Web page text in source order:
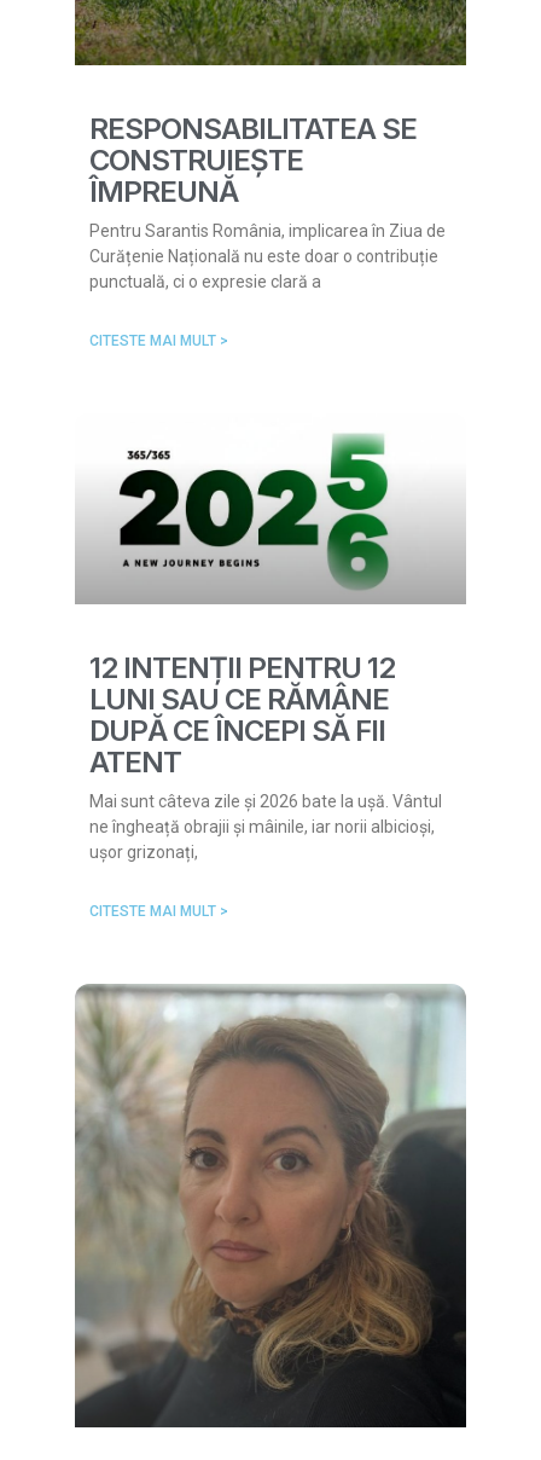
RESPONSABILITATEA SE
CONSTRUIEȘTE
ÎMPREUNĂ
Pentru Sarantis România, implicarea în Ziua de
Curățenie Națională nu este doar o contribuție
punctuală, ci o expresie clară a
CITESTE MAI MULT >
12 INTENȚII PENTRU 12
LUNI SAU CE RĂMÂNE
DUPĂ CE ÎNCEPI SĂ FII
ATENT
Mai sunt câteva zile și 2026 bate la ușă. Vântul
ne îngheață obrajii și mâinile, iar norii albicioși,
ușor grizonați,
CITESTE MAI MULT >